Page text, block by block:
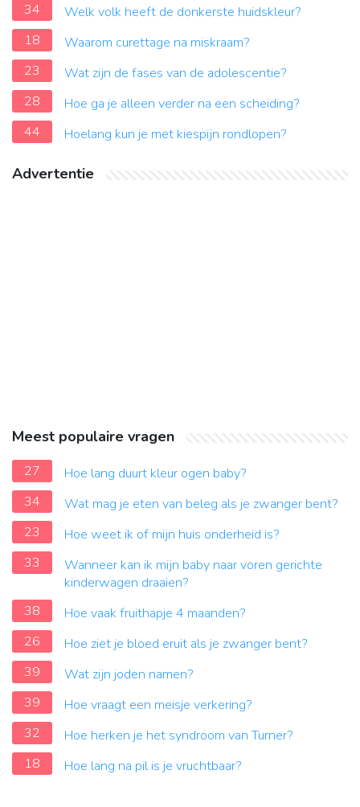
34
Welk volk heeft de donkerste huidskleur?
18
Waarom curettage na miskraam?
23
Wat zijn de fases van de adolescentie?
28
Hoe ga je alleen verder na een scheiding?
44
Hoelang kun je met kiespijn rondlopen?
Advertentie
Meest populaire vragen
27
Hoe lang duurt kleur ogen baby?
34
Wat mag je eten van beleg als je zwanger bent?
23
Hoe weet ik of mijn huis onderheid is?
33
Wanneer kan ik mijn baby naar voren gerichte
kinderwagen draaien?
38
Hoe vaak fruithapje 4 maanden?
26
Hoe ziet je bloed eruit als je zwanger bent?
39
Wat zijn joden namen?
39
Hoe vraagt een meisje verkering?
32
Hoe herken je het syndroom van Turner?
18
Hoe lang na pil is je vruchtbaar?